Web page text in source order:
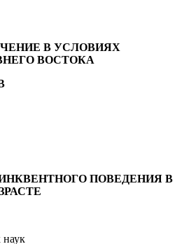
В УСЛОВИЯХ
ВОСТОКА
ПОВЕДЕНИЯ В
наук